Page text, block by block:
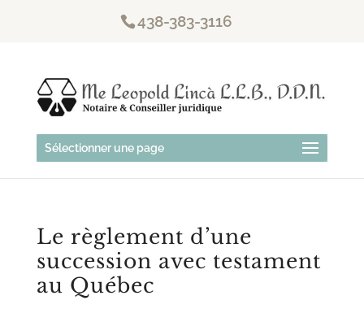
438-383-3116
Sélectionner une page
Le règlement d’une
succession avec testament
au Québec